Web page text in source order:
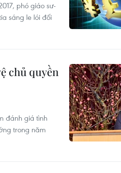
phó giáo sư-
sáng le lói đối
chủ quyền
đánh giá tình
trong năm